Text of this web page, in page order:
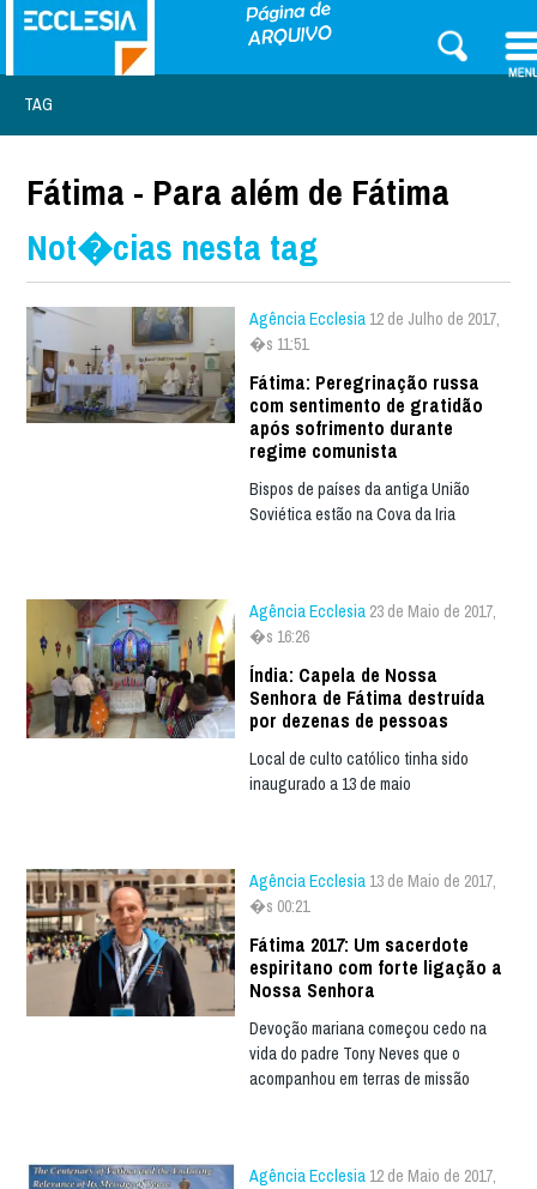
TAG
Fátima - Para além de Fátima
Not�cias nesta tag
Agência Ecclesia 12 de Julho de 2017,
�s 11:51
Fátima: Peregrinação russa
com sentimento de gratidão
após sofrimento durante
regime comunista
Bispos de países da antiga União
Soviética estão na Cova da Iria
Agência Ecclesia 23 de Maio de 2017,
�s 16:26
Índia: Capela de Nossa
Senhora de Fátima destruída
por dezenas de pessoas
Local de culto católico tinha sido
inaugurado a 13 de maio
Agência Ecclesia 13 de Maio de 2017,
�s 00:21
Fátima 2017: Um sacerdote
espiritano com forte ligação a
Nossa Senhora
Devoção mariana começou cedo na
vida do padre Tony Neves que o
acompanhou em terras de missão
Agência Ecclesia 12 de Maio de 2017,